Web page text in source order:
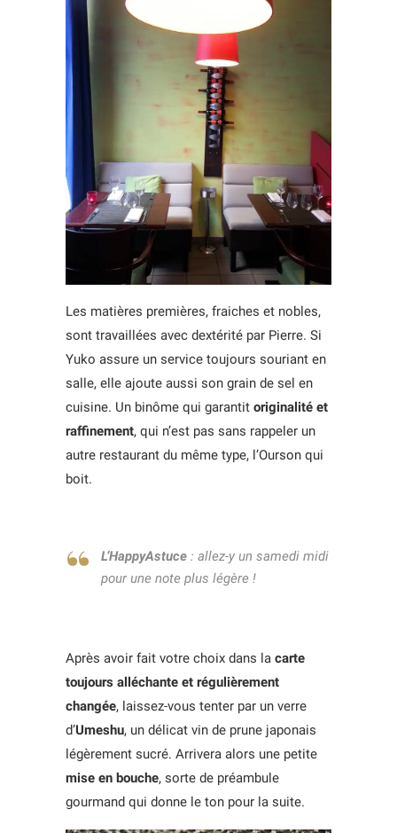
Les matières premières, fraiches et nobles,
sont travaillées avec dextérité par Pierre. Si
Yuko assure un service toujours souriant en
salle, elle ajoute aussi son grain de sel en
cuisine. Un binôme qui garantit originalité et
raffinement, qui n’est pas sans rappeler un
autre restaurant du même type, l’Ourson qui
boit.
L’HappyAstuce : allez-y un samedi midi
pour une note plus légère !
Après avoir fait votre choix dans la carte
toujours alléchante et régulièrement
changée, laissez-vous tenter par un verre
d’Umeshu, un délicat vin de prune japonais
légèrement sucré. Arrivera alors une petite
mise en bouche, sorte de préambule
gourmand qui donne le ton pour la suite.